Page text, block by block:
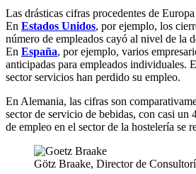
Las drásticas cifras procedentes de
En Estados Unidos, por ejemplo, los
número de empleados cayó al nivel de la
En España, por ejemplo, varios
anticipadas para empleados individuales.
sector servicios han perdido su empleo.
En Alemania, las cifras son
sector de servicio de bebidas, con casi
de empleo en el sector de la hostelería se
Götz Braake, Director de